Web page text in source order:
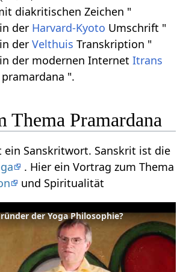
diakritischen Zeichen "
der Harvard-Kyoto Umschrift "
derVelthuis Transkription "
der modernen InternetItrans
".
Thema Pramardana
ein Sanskritwort. Sanskrit ist die
. Hier ein Vortrag zum Thema
und Spiritualität
der Yoga Philosophie?